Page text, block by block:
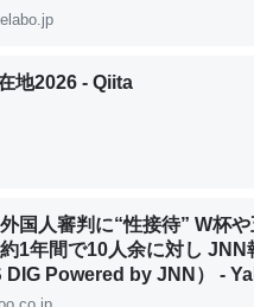
ナメクジになったり努力してる
】昆虫学の大問題＝「昆虫はなぜ海
地2026 - Qiita
国人審判に“性接待” W杯
1年間で10人余に対し JNN
DIG Powered by JNN） -